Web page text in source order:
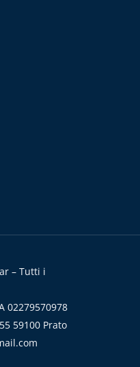
– Tutti i
02279570978
59100 Prato